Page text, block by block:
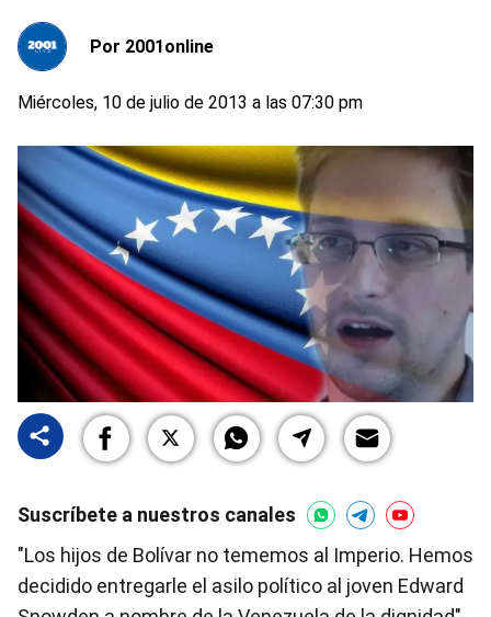
Por 2001online
Miércoles, 10 de julio de 2013 a las 07:30 pm
Suscríbete a nuestros canales
"Los hijos de Bolívar no tememos al Imperio. Hemos
decidido entregarle el asilo político al joven Edward